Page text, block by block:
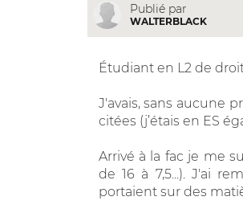
Publié par
WALTERBLACK
Étudiant en L2 de droit
J'avais, sans aucune
citées (j’étais en ES
Arrivé à la fac je me
de 16 à 7,5...). J'ai
portaient sur des